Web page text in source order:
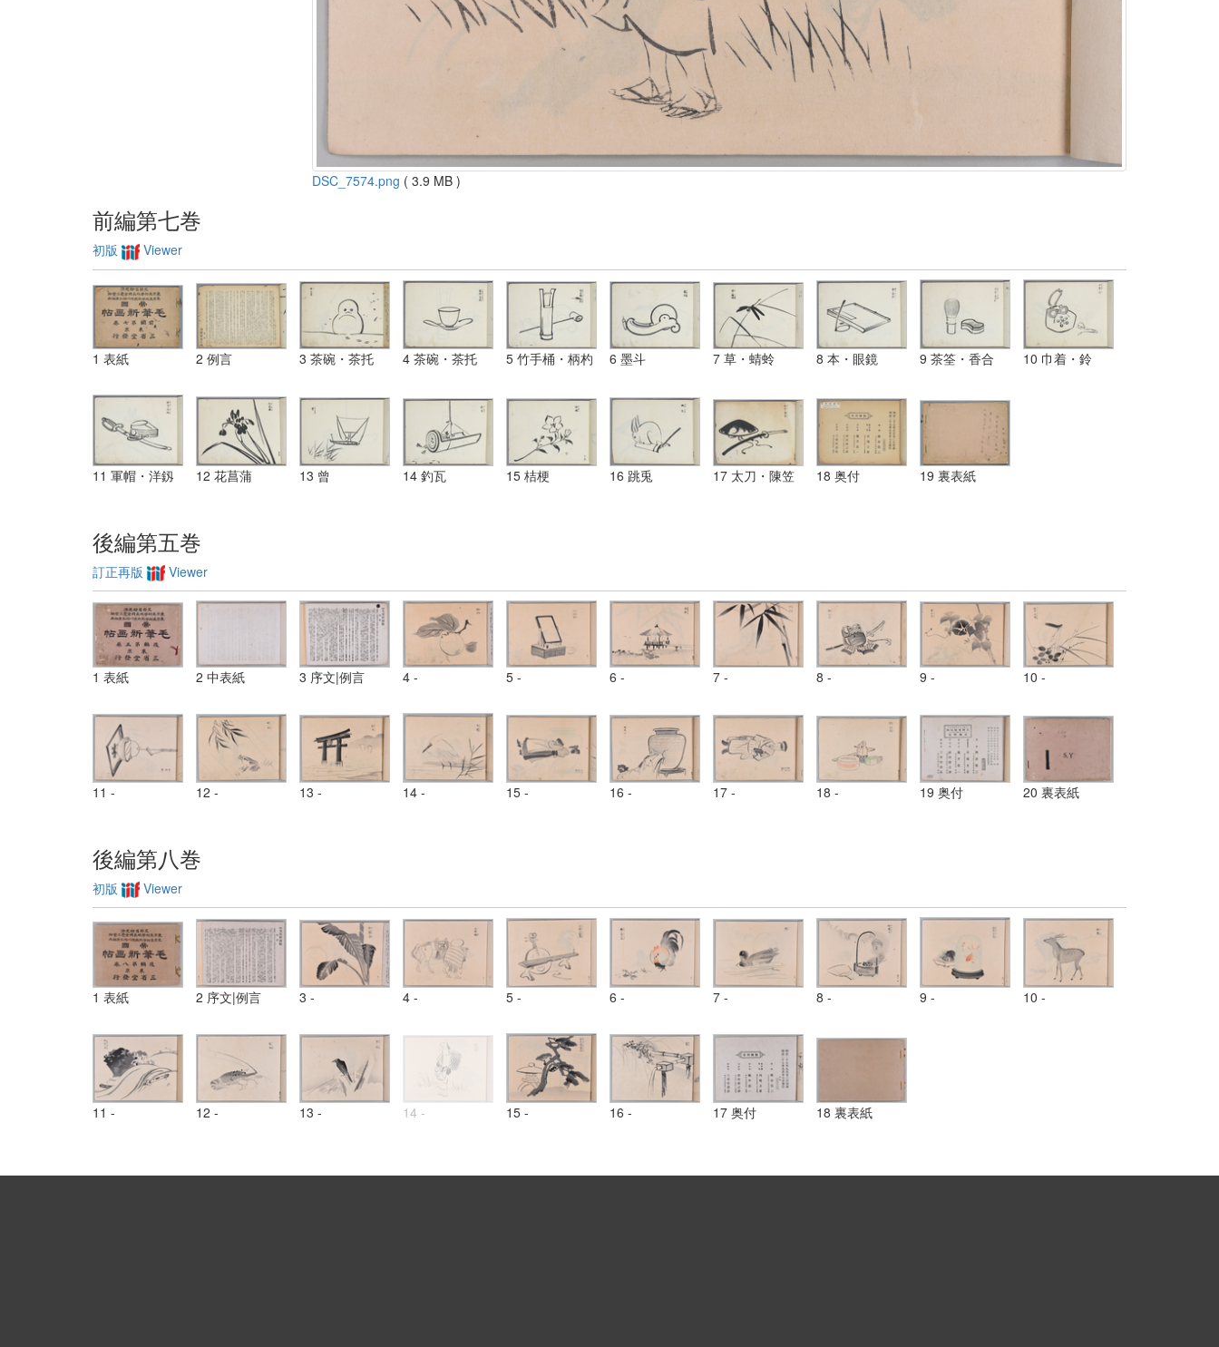
DSC_7574.png ( 3.9 MB )
前編第七巻
初版 Viewer
1 表紙 2 例言 3 茶碗・茶托 4 茶碗・茶托 5 竹手桶・柄杓 6 墨斗 7 草・蜻蛉 8 本・眼鏡 9 茶筌・香合 10 巾着・鈴
11 軍帽・洋釼 12 花菖蒲 13 曾 14 釣瓦 15 桔梗 16 跳兎 17 太刀・陳笠 18 奥付 19 裏表紙
後編第五巻
訂正再版 Viewer
1 表紙 2 中表紙 3 序文|例言 4 - 5 - 6 - 7 - 8 - 9 - 10 -
11 - 12 - 13 - 14 - 15 - 16 - 17 - 18 - 19 奥付 20 裏表紙
後編第八巻
初版 Viewer
1 表紙 2 序文|例言 3 - 4 - 5 - 6 - 7 - 8 - 9 - 10 -
11 - 12 - 13 - 14 - 15 - 16 - 17 奥付 18 裏表紙